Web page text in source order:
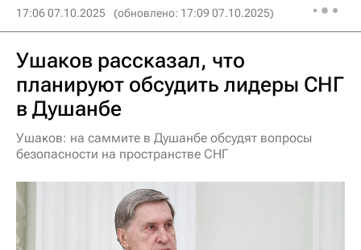
17:06 07.10.2025 (обновлено: 17:09 07.10.2025)
Ушаков рассказал, что
планируют обсудить лидеры СНГ
в Душанбе
Ушаков: на саммите в Душанбе обсудят вопросы
безопасности на пространстве СНГ